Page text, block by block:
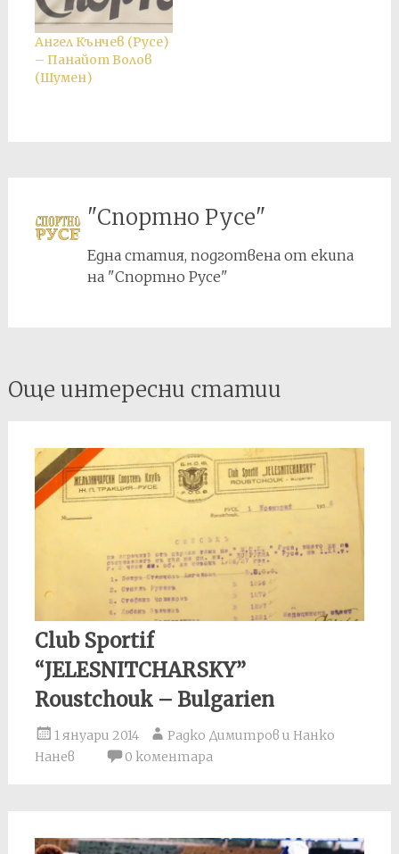
Ангел Кънчев (Русе)
– Панайот Волов
(Шумен)
"Спортно Русе"
Една статия, подготвена от екипа
на "Спортно Русе"
Post
navigation
Още интересни статии
Club Sportif
“JELESNITCHARSKY”
Roustchouk – Bulgarien
1 януари 2014
Радко Димитров и Нанко
Нанев
0 коментара